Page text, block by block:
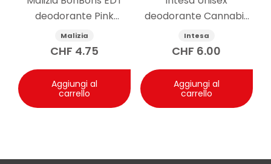
deodorante Pink
Grapefruit 75 ml
Malizia
CHF 4.75
Aggiungi al
carrello
deodorante Cannabis
125ml
Intesa
CHF 6.00
Aggiungi al
carrello